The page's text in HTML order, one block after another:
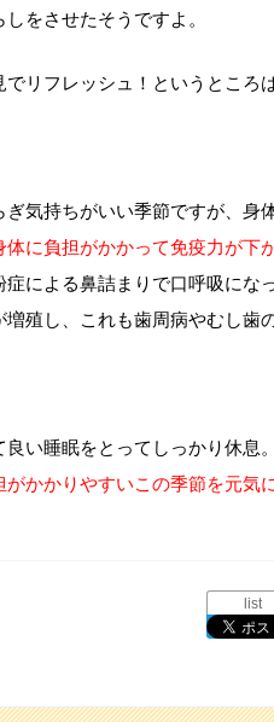
をさせたそうですよ。
リフレッシュ！というところ
ぎ気持ちがいい季節ですが、身
体に負担がかかって免疫力が下
症による鼻詰まりで口呼吸にな
殖し、これも歯周病やむし歯
良い睡眠をとってしっかり休息。
かかりやすいこの季節を元気
list